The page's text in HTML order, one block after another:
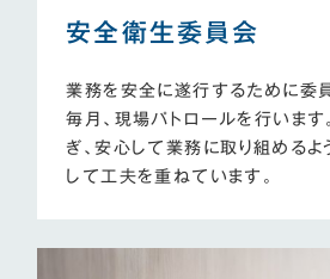
安全衛生委員会
業務を安全に遂行するために委
毎月、現場パトロールを行います
ぎ、安心して業務に取り組める
して工夫を重ねています。